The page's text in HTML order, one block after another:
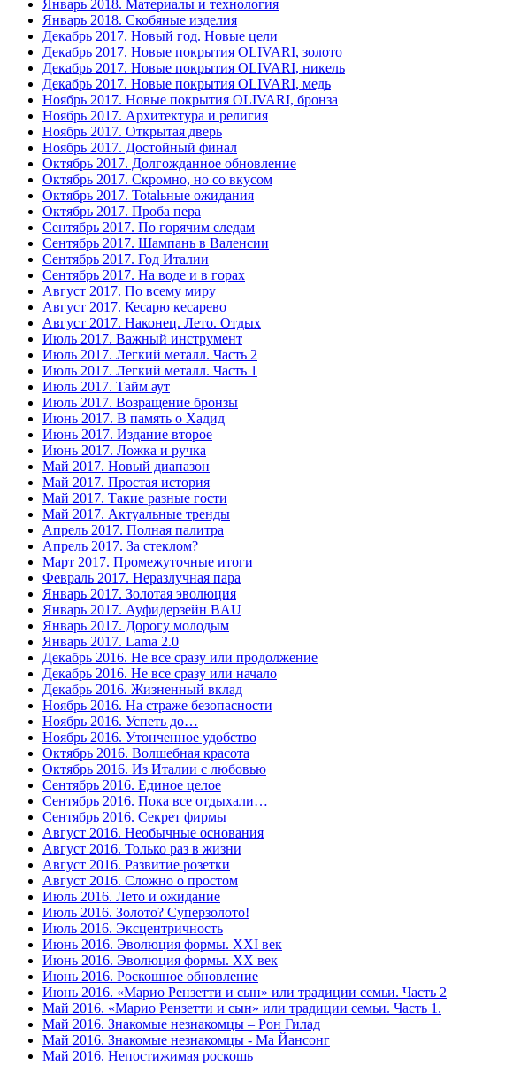
Январь 2018. Материалы и технология
Январь 2018. Скобяные изделия
Декабрь 2017. Новый год. Новые цели
Декабрь 2017. Новые покрытия OLIVARI, золото
Декабрь 2017. Новые покрытия OLIVARI, никель
Декабрь 2017. Новые покрытия OLIVARI, медь
Ноябрь 2017. Новые покрытия OLIVARI, бронза
Ноябрь 2017. Архитектура и религия
Ноябрь 2017. Открытая дверь
Ноябрь 2017. Достойный финал
Октябрь 2017. Долгожданное обновление
Октябрь 2017. Скромно, но со вкусом
Октябрь 2017. Totalьные ожидания
Октябрь 2017. Проба пера
Сентябрь 2017. По горячим следам
Сентябрь 2017. Шампань в Валенсии
Сентябрь 2017. Год Италии
Сентябрь 2017. На воде и в горах
Август 2017. По всему миру
Август 2017. Кесарю кесарево
Август 2017. Наконец. Лето. Отдых
Июль 2017. Важный инструмент
Июль 2017. Легкий металл. Часть 2
Июль 2017. Легкий металл. Часть 1
Июль 2017. Тайм аут
Июль 2017. Возращение бронзы
Июнь 2017. В память о Хадид
Июнь 2017. Издание второе
Июнь 2017. Ложка и ручка
Май 2017. Новый диапазон
Май 2017. Простая история
Май 2017. Такие разные гости
Май 2017. Актуальные тренды
Апрель 2017. Полная палитра
Апрель 2017. За стеклом?
Март 2017. Промежуточные итоги
Февраль 2017. Неразлучная пара
Январь 2017. Золотая эволюция
Январь 2017. Ауфидерзейн BAU
Январь 2017. Дорогу молодым
Январь 2017. Lama 2.0
Декабрь 2016. Не все сразу или продолжение
Декабрь 2016. Не все сразу или начало
Декабрь 2016. Жизненный вклад
Ноябрь 2016. На страже безопасности
Ноябрь 2016. Успеть до…
Ноябрь 2016. Утонченное удобство
Октябрь 2016. Волшебная красота
Октябрь 2016. Из Италии с любовью
Сентябрь 2016. Единое целое
Сентябрь 2016. Пока все отдыхали…
Сентябрь 2016. Секрет фирмы
Август 2016. Необычные основания
Август 2016. Только раз в жизни
Август 2016. Развитие розетки
Август 2016. Сложно о простом
Июль 2016. Лето и ожидание
Июль 2016. Золото? Суперзолото!
Июль 2016. Эксцентричность
Июнь 2016. Эволюция формы. XXI век
Июнь 2016. Эволюция формы. XX век
Июнь 2016. Роскошное обновление
Июнь 2016. «Марио Рензетти и сын» или традиции семьи. Часть 2
Май 2016. «Марио Рензетти и сын» или традиции семьи. Часть 1.
Май 2016. Знакомые незнакомцы – Рон Гилад
Май 2016. Знакомые незнакомцы - Ма Йансонг
Май 2016. Непостижимая роскошь